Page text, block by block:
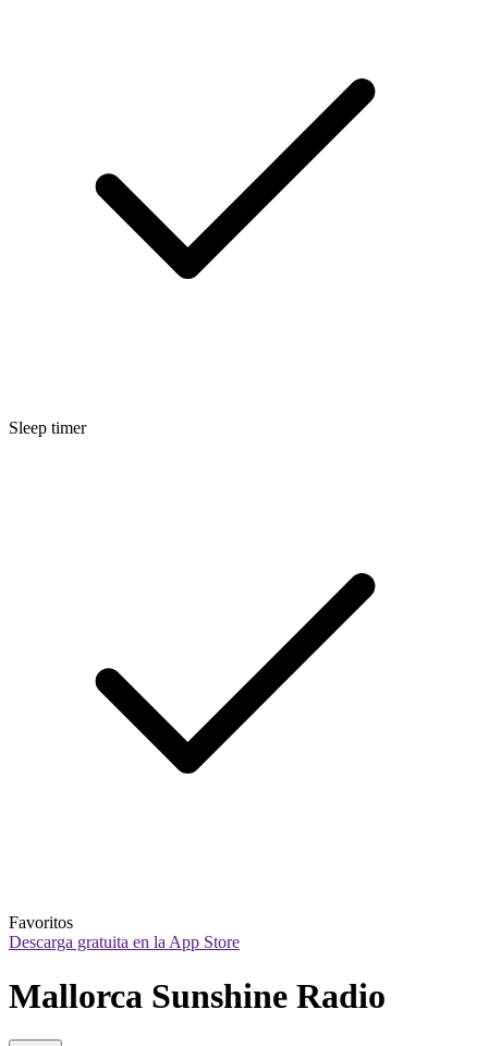
Sleep timer
Favoritos
Descarga gratuita en la App Store
Mallorca Sunshine Radio